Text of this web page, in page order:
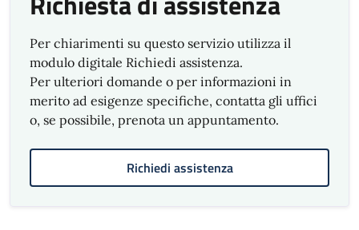
Per chiarimenti su questo servizio utilizza il
modulo digitale Richiedi assistenza.
Per ulteriori domande o per informazioni in
merito ad esigenze specifiche, contatta gli uffici
o, se possibile, prenota un appuntamento.
Richiedi assistenza